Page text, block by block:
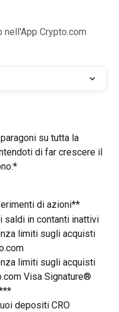
Crypto.com
su tutta la
di far crescere il
di azioni**
saldi in contanti inattivi
limiti sugli acquisti
limiti sugli acquisti
Visa Signature®
depositi CRO